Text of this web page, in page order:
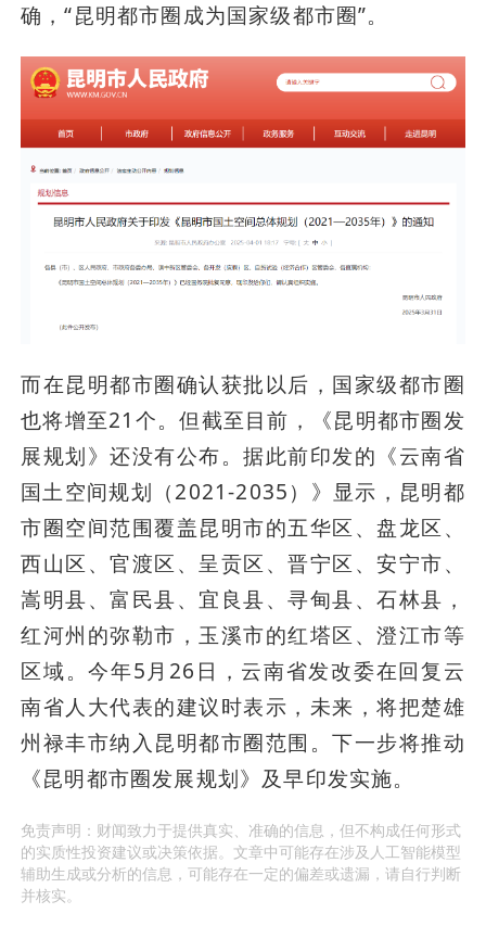
确，“昆明都市圈成为国家级都市圈”。
而在昆明都市圈确认获批以后，国家级都市圈
也将增至21个。但截至目前，《昆明都市圈发
展规划》还没有公布。据此前印发的《云南省
国土空间规划（2021-2035）》显示，昆明都
市圈空间范围覆盖昆明市的五华区、盘龙区、
西山区、官渡区、呈贡区、晋宁区、安宁市、
嵩明县、富民县、宜良县、寻甸县、石林县，
红河州的弥勒市，玉溪市的红塔区、澄江市等
区域。今年5月26日，云南省发改委在回复云
南省人大代表的建议时表示，未来，将把楚雄
州禄丰市纳入昆明都市圈范围。下一步将推动
《昆明都市圈发展规划》及早印发实施。
免责声明：财闻致力于提供真实、准确的信息，但不构成任何形式
的实质性投资建议或决策依据。文章中可能存在涉及人工智能模型
辅助生成或分析的信息，可能存在一定的偏差或遗漏，请自行判断
并核实。